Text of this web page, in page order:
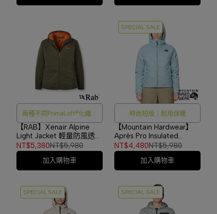
兩種不同PrimaLoft®化纖密
度填充
【RAB】Xenair Alpine
Light Jacket 輕量防風透氣
化纖連帽外套 女款 軍綠
#QIP18
NT$5,380NT$5,980
加入購物車
SPECIAL SALE
時尚短版｜耐用保暖
【Mountain Hardwear】
Aprés Pro Insulated
Hooded Jacket W 化纖連
帽外套 女款 冰影灰
#2131811
NT$4,480NT$5,980
加入購物車
SPECIAL SALE SPECIAL SALE